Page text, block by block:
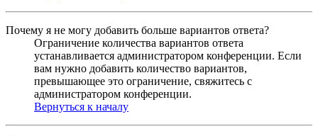
Почему я не могу добавить больше вариантов ответа?
Ограничение количества вариантов ответа
устанавливается администратором конференции. Если
вам нужно добавить количество вариантов,
превышающее это ограничение, свяжитесь с
администратором конференции.
Вернуться к началу